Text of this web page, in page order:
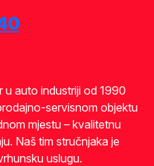
u auto industriji od 1990
servisnom objektu
mjestu – kvalitetnu
Naš tim stručnjaka je
uslugu.